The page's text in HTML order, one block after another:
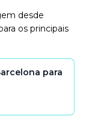
desde
os principais
para